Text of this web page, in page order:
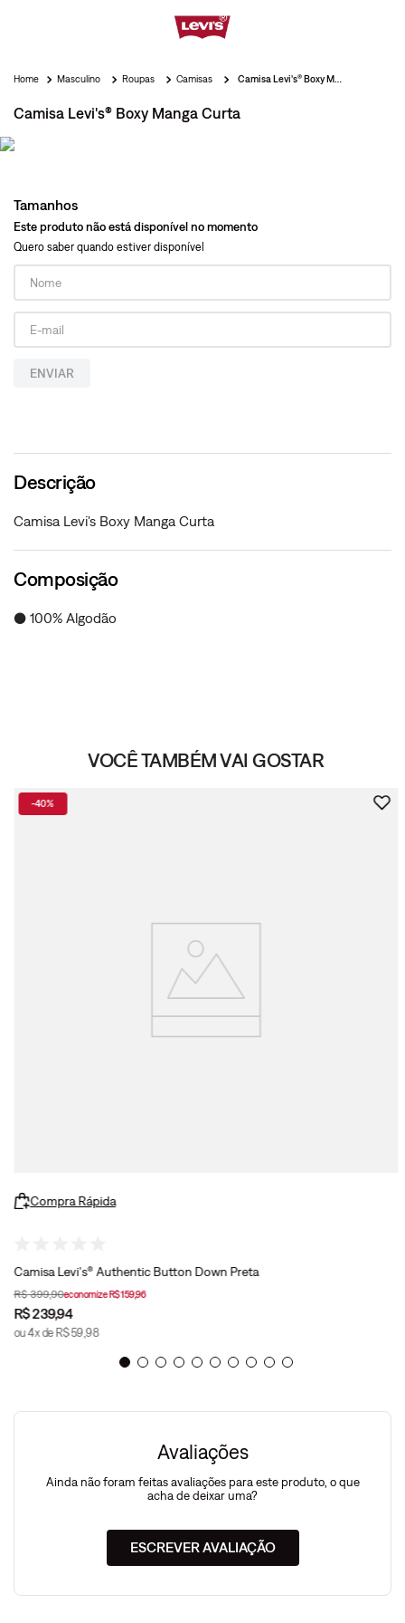
Masculino Roupas Camisas
Camisa Levi's® Boxy Manga Curta
Tamanhos
Este produto não está disponível no momento
Quero saber quando estiver disponível
ENVIAR
Descrição
Camisa Levi's Boxy Manga Curta
Composição
● 100% Algodão
VOCÊ TAMBÉM VAI GOSTAR
-40%
Compra Rápida
Camisa Levi's® Authentic Button Down Preta
R$ 399,90economizeR$159,96
R$239,94
ou4x de R$ 59,98
Avaliações
Ainda não foram feitas avaliações para este produto, o que
acha de deixar uma?
ESCREVER AVALIAÇÃO